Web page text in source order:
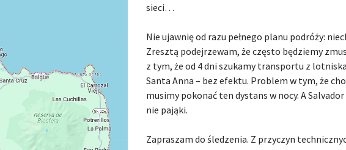
sieci…
Nie ujawnię od razu pełnego planu podróży:
Zresztą podejrzewam, że często będziemy
z tym, że od 4 dni szukamy transportu z
Santa Anna – bez efektu. Problem w tym, że
musimy pokonać ten dystans w nocy. A
nie pająki.
Zapraszam do śledzenia. Z przyczyn